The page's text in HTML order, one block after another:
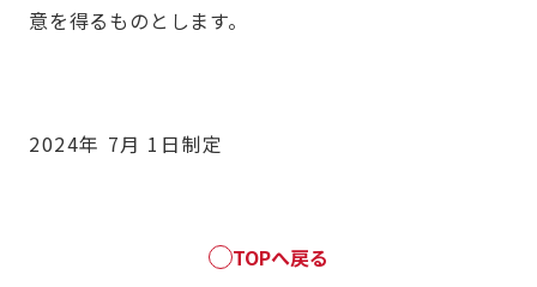
意を得るものとします。
2024年 7月 1日制定
TOPへ戻る